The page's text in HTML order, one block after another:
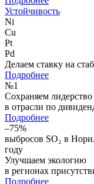
Устойчивость
Ni
Cu
Pt
Pd
Делаем ставку на
Подробнее
№1
Сохраняем лидерство
в отрасли по
Подробнее
–75%
выбросов SO₂ в
году
Улучшаем экологию
в регионах
Подробнее